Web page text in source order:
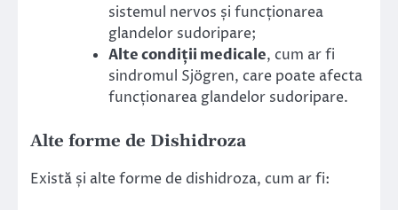
sistemul nervos și funcționarea
glandelor sudoripare;
Alte condiții medicale, cum ar fi
sindromul Sjögren, care poate afecta
funcționarea glandelor sudoripare.
Alte forme de Dishidroza
Există și alte forme de dishidroza, cum ar fi: